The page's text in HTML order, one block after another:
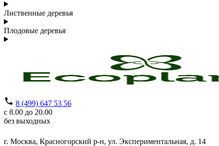
Лиственные деревья
Плодовые деревья
8 (499) 647 53 56
с 8.00 до 20.00
без выходных
г. Москва, Красногорский р-н, ул. Экспериментальная, д. 14